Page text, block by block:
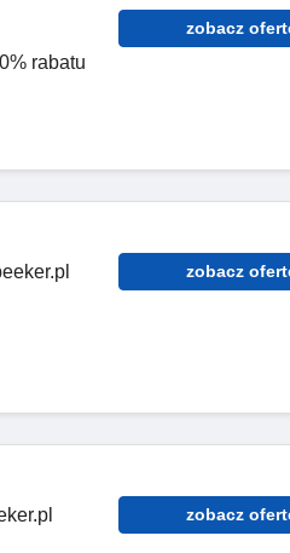
rabatu
zobacz
zobacz
zobacz